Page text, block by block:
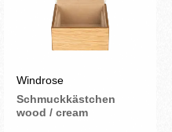
Windrose
Schmuckkästchen
wood / cream